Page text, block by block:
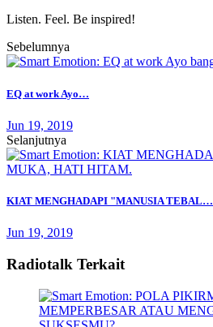
Listen. Feel. Be inspired!
Sebelumnya
EQ at work Ayo…
Jun 19, 2019
Selanjutnya
KIAT MENGHADAPI "MANUSIA TEBAL…
Jun 19, 2019
Radiotalk Terkait